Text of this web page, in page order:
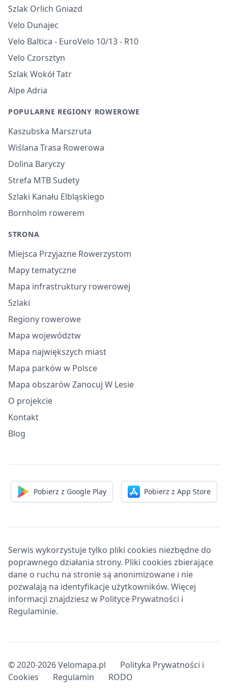
Szlak Orlich Gniazd
Velo Dunajec
Velo Baltica - EuroVelo 10/13 - R10
Velo Czorsztyn
Szlak Wokół Tatr
Alpe Adria
POPULARNE REGIONY ROWEROWE
Kaszubska Marszruta
Wiślana Trasa Rowerowa
Dolina Baryczy
Strefa MTB Sudety
Szlaki Kanału Elbląskiego
Bornholm rowerem
STRONA
Miejsca Przyjazne Rowerzystom
Mapy tematyczne
Mapa infrastruktury rowerowej
Szlaki
Regiony rowerowe
Mapa województw
Mapa największych miast
Mapa parków w Polsce
Mapa obszarów Zanocuj W Lesie
O projekcie
Kontakt
Blog
Pobierz z Google Play Pobierz z App Store
Serwis wykorzystuje tylko pliki cookies niezbędne do
poprawnego działania strony. Pliki cookies zbierające
dane o ruchu na stronie są anonimizowane i nie
pozwalają na identyfikacje użytkowników. Więcej
informacji znajdziesz w Polityce Prywatności i
Regulaminie.
© 2020-2026 Velomapa.pl
Polityka Prywatności i
Cookies
Regulamin RODO